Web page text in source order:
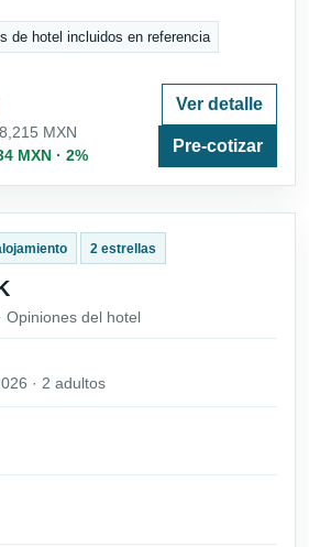
de hotel incluidos en referencia
MXN
MXN · 2%
Ver detalle
Pre-cotizar
2 estrellas
Opiniones del hotel
· 2 adultos